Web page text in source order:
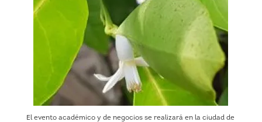
El evento académico y de negocios se realizará en la ciudad de